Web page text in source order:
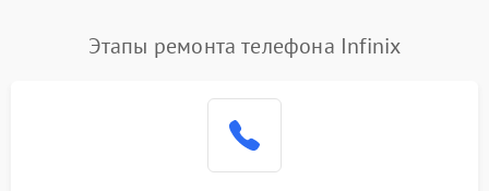
Этапы ремонта телефона Infinix